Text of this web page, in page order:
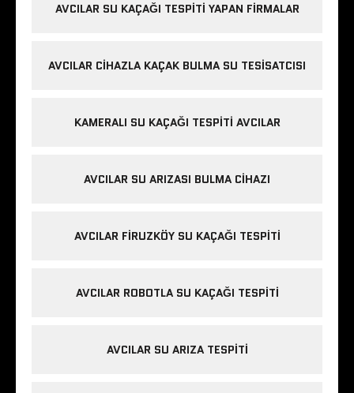
AVCILAR SU KAÇAĞI TESPITI YAPAN FIRMALAR
AVCILAR CIHAZLA KAÇAK BULMA SU TESISATCISI
KAMERALI SU KAÇAĞI TESPITI AVCILAR
AVCILAR SU ARIZASI BULMA CIHAZI
AVCILAR FIRUZKÖY SU KAÇAĞI TESPITI
AVCILAR ROBOTLA SU KAÇAĞI TESPITI
AVCILAR SU ARIZA TESPITI